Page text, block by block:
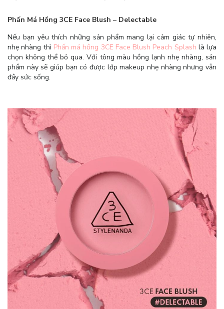
Phấn Má Hồng 3CE Face Blush – Delectable
Nếu bạn yêu thích những sản phẩm mang lại cảm giác tự nhiên,
nhẹ nhàng thì Phấn má hồng 3CE Face Blush Peach Splash là lựa
chọn không thể bỏ qua. Với tông màu hồng lạnh nhẹ nhàng, sản
phẩm này sẽ giúp bạn có được lớp makeup nhẹ nhàng nhưng vẫn
đầy sức sống.